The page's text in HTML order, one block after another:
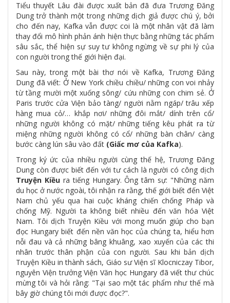
Tiểu thuyết Lâu đài được xuất bản đã đưa Trương Đăng
Dung trở thành một trong những dịch giả được chú ý, bởi
cho đến nay, Kafka vẫn được coi là một nhân vật đã làm
thay đổi mô hình phản ánh hiện thực bằng những tác phẩm
sâu sắc, thể hiện sự suy tư không ngừng về sự phi lý của
con người trong thế giới hiện đại.
Sau này, trong một bài thơ nói về Kafka, Trương Đăng
Dung đã viết: Ở New York chiều chiều/ những con voi nhảy
từ tầng mười một xuống sông/ cứu những con chim sẻ. Ở
Paris trước cửa Viện bảo tàng/ người nằm ngáp/ trâu xếp
hàng mua cỏ/… khắp nơi/ những đôi mắt/ dính trên cổ/
những người không có mặt/ những tiếng kêu phát ra từ
miệng những người không có cổ/ những bàn chân/ càng
bước càng lún sâu vào đất (Giấc mơ của Kafka).
Trong ký ức của nhiều người cùng thế hệ, Trương Đăng
Dung còn được biết đến với tư cách là người có công dịch
Truyện Kiều ra tiếng Hungary. Ông tâm sự: "Những năm
du học ở nước ngoài, tôi nhận ra rằng, thế giới biết đến Việt
Nam chủ yếu qua hai cuộc kháng chiến chống Pháp và
chống Mỹ. Người ta không biết nhiều đến văn hóa Việt
Nam. Tôi dịch Truyện Kiều với mong muốn giúp cho bạn
đọc Hungary biết đến nền văn học của chúng ta, hiểu hơn
nỗi đau và cả những bâng khuâng, xao xuyến của các thi
nhân trước thân phận của con người. Sau khi bản dịch
Truyện Kiều in thành sách, Giáo sư Viện sĩ Klocniczay Tibor,
nguyên Viện trưởng Viện Văn học Hungary đã viết thư chúc
mừng tôi và hỏi rằng: "Tại sao một tác phẩm như thế mà
bây giờ chúng tôi mới được đọc?".